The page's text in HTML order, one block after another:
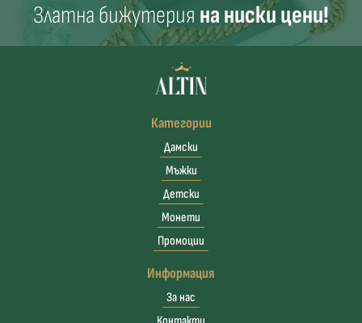
Златна бижутерия на ниски цени!
Категории
Дамски
Мъжки
Детски
Монети
Промоции
Информация
За нас